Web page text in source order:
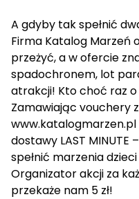
A gdyby tak spełnić
Firma Katalog Marzeń
przeżyć, a w ofercie
spadochronem, lot
atrakcji! Kto choć raz o
Zamawiając vouchery
www.katalogmarzen.pl
dostawy LAST
spełnić marzenia
Organizator akcji za
przekaże nam 5 zł!